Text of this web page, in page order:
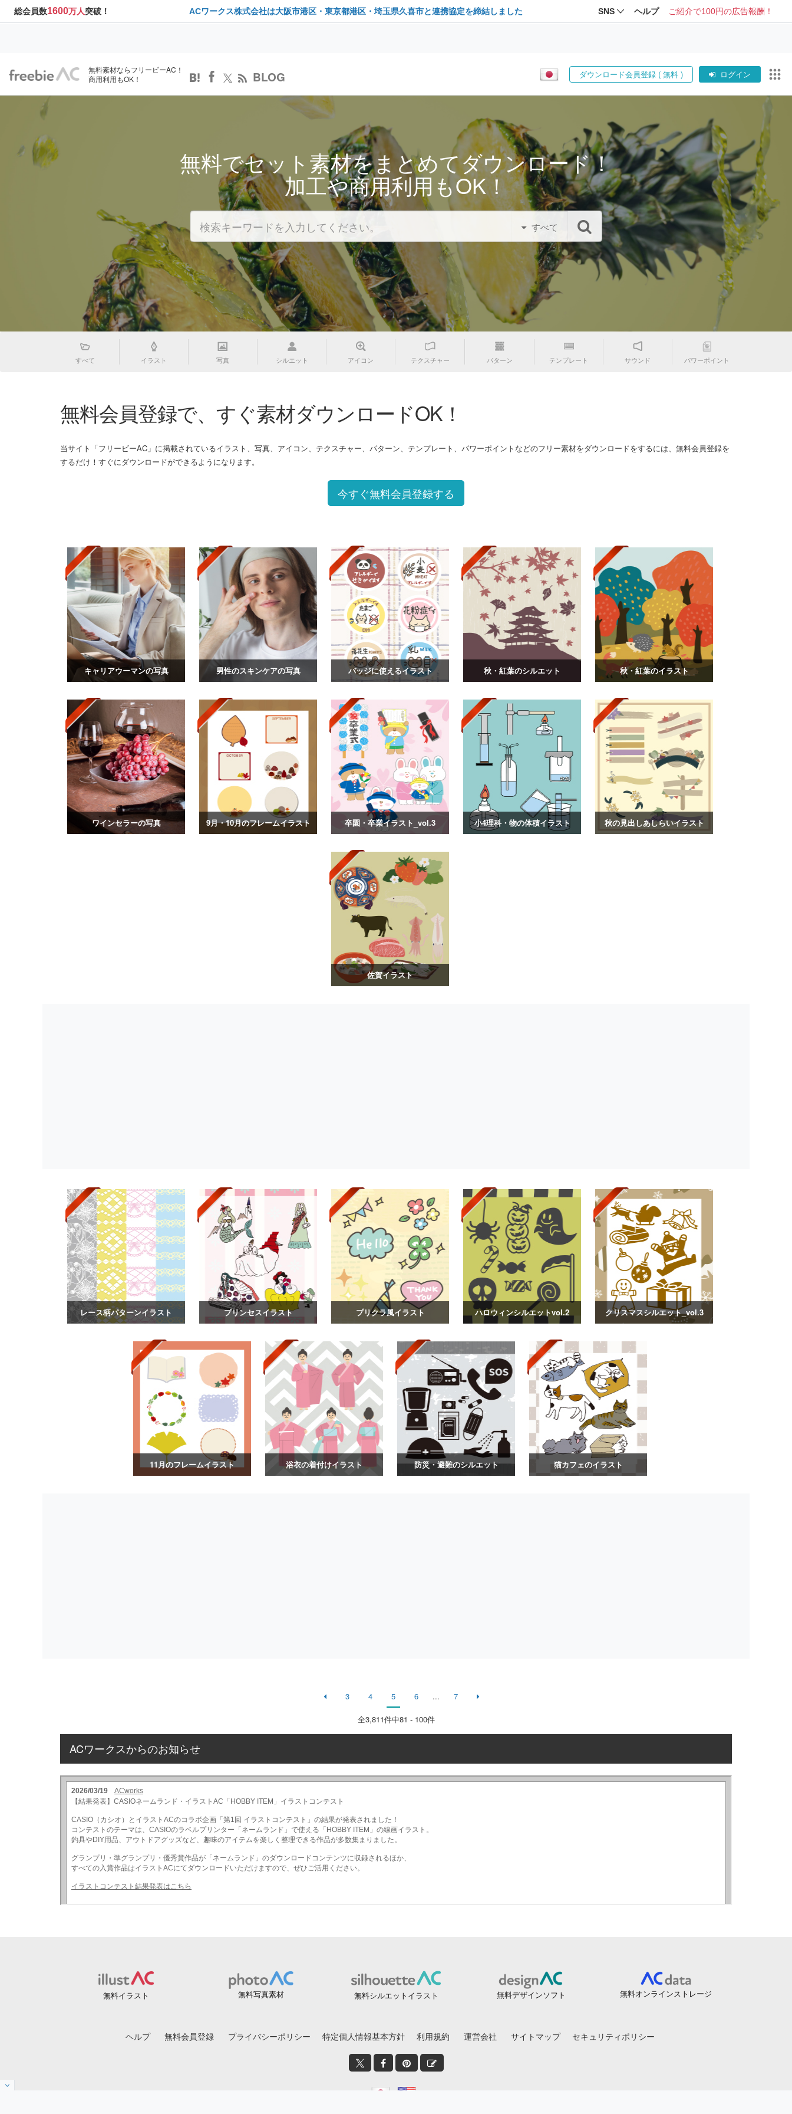
総会員数1600万人突破！ ACワークス株式会社は大阪市港区・東京都港区・埼玉県久喜市と連携協定を締結しました SNS ヘルプ ご紹介で100円の広告報酬！
無料素材ならフリービーAC！
商用利用もOK！
BLOG ダウンロード会員登録 ( 無料 ) ログイン
無料でセット素材をまとめてダウンロード！
加工や商用利用もOK！
すべて
すべて イラスト 写真 シルエット アイコン テクスチャー パターン テンプレート サウンド パワーポイント
無料会員登録で、すぐ素材ダウンロードOK！
当サイト「フリービーAC」に掲載されているイラスト、写真、アイコン、テクスチャー、パターン、テンプレート、パワーポイントなどのフリー素材をダウンロードをするには、無料会員登録を
するだけ！すぐにダウンロードができるようになります。
今すぐ無料会員登録する
キャリアウーマンの写真 男性のスキンケアの写真 バッジに使えるイラスト 秋・紅葉のシルエット 秋・紅葉のイラスト
ワインセラーの写真 9月・10月のフレームイラスト 卒園・卒業イラスト_vol.3 小4理科・物の体積イラスト 秋の見出しあしらいイラスト
佐賀イラスト
レース柄パターンイラスト プリンセスイラスト プリクラ風イラスト ハロウィンシルエットvol.2 クリスマスシルエット_vol.3
11月のフレームイラスト 浴衣の着付けイラスト 防災・避難のシルエット 猫カフェのイラスト
3 4 5 6 ... 7
全3,811件中81 - 100件
ACワークスからのお知らせ
無料イラスト 無料写真素材 無料シルエットイラスト 無料デザインソフト 無料オンラインストレージ
ヘルプ 無料会員登録 プライバシーポリシー 特定個人情報基本方針 利用規約 運営会社 サイトマップ セキュリティポリシー